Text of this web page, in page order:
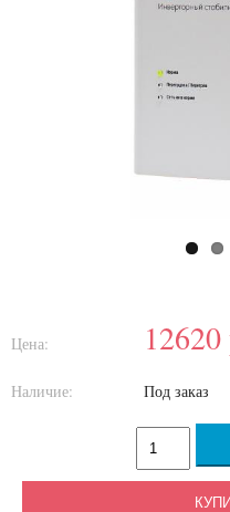
Цена: 12620
Наличие: Под заказ